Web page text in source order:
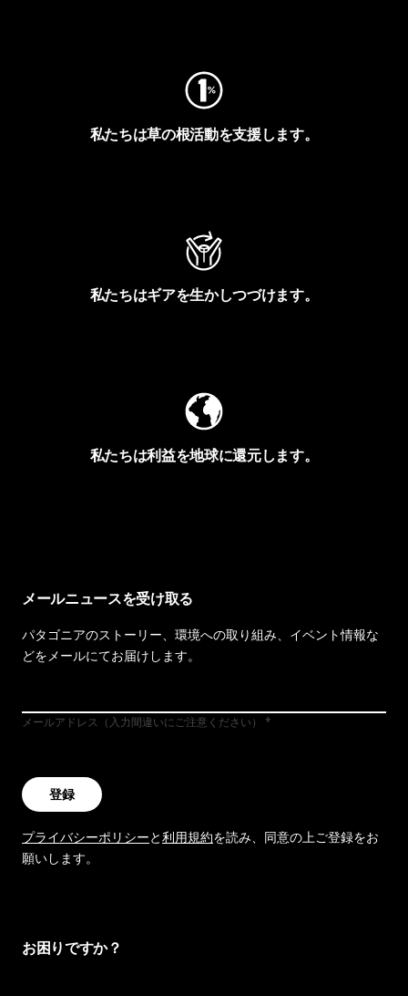
私たちは草の根活動を支援します。
私たちはギアを生かしつづけます。
私たちは利益を地球に還元します。
メールニュースを受け取る
パタゴニアのストーリー、環境への取り組み、イベント情報な
どをメールにてお届けします。
メールアドレス（入力間違いにご注意ください）
登録
プライバシーポリシーと利用規約を読み、同意の上ご登録をお
願いします。
お困りですか？